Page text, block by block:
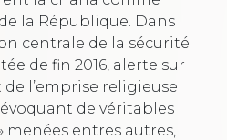
la République. Dans
centrale de la sécurité
de fin 2016, alerte sur
l’emprise religieuse
de véritables
menées entres autres,